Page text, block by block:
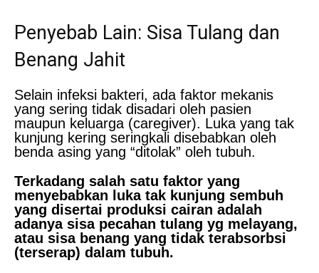
Penyebab Lain: Sisa Tulang dan
Benang Jahit
Selain infeksi bakteri, ada faktor mekanis
yang sering tidak disadari oleh pasien
maupun keluarga (caregiver). Luka yang tak
kunjung kering seringkali disebabkan oleh
benda asing yang “ditolak” oleh tubuh.
Terkadang salah satu faktor yang
menyebabkan luka tak kunjung sembuh
yang disertai produksi cairan adalah
adanya sisa pecahan tulang yg melayang,
atau sisa benang yang tidak terabsorbsi
(terserap) dalam tubuh.